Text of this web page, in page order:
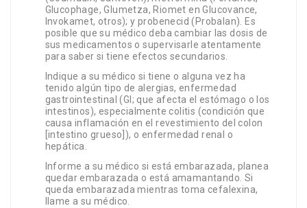
Glucophage, Glumetza, Riomet en Glucovance,
Invokamet, otros); y probenecid (Probalan). Es
posible que su médico deba cambiar las dosis de
sus medicamentos o supervisarle atentamente
para saber si tiene efectos secundarios.
Indique a su médico si tiene o alguna vez ha
tenido algún tipo de alergias, enfermedad
gastrointestinal (GI; que afecta el estómago o los
intestinos), especialmente colitis (condición que
causa inflamación en el revestimiento del colon
[intestino grueso]), o enfermedad renal o
hepática.
Informe a su médico si está embarazada, planea
quedar embarazada o está amamantando. Si
queda embarazada mientras toma cefalexina,
llame a su médico.